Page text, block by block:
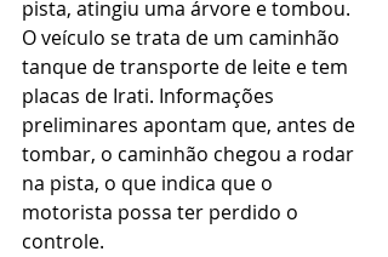
pista, atingiu uma árvore e tombou.
O veículo se trata de um caminhão
tanque de transporte de leite e tem
placas de Irati. Informações
preliminares apontam que, antes de
tombar, o caminhão chegou a rodar
na pista, o que indica que o
motorista possa ter perdido o
controle.